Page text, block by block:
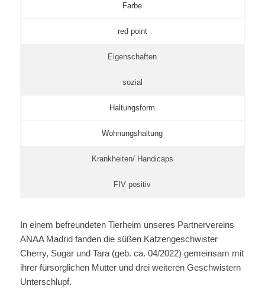
Farbe
red point
Eigenschaften
sozial
Haltungsform
Wohnungshaltung
Krankheiten/ Handicaps
FIV positiv
In einem befreundeten Tierheim unseres Partnervereins
ANAA Madrid fanden die süßen Katzengeschwister
Cherry, Sugar und Tara (geb. ca. 04/2022) gemeinsam mit
ihrer fürsorglichen Mutter und drei weiteren Geschwistern
Unterschlupf.